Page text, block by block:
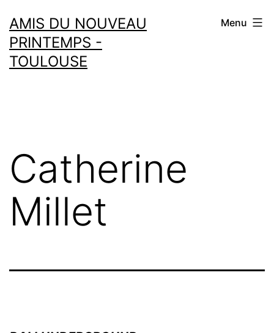
au
contenu
AMIS DU NOUVEAU
PRINTEMPS -
TOULOUSE
Menu
Catherine
Millet